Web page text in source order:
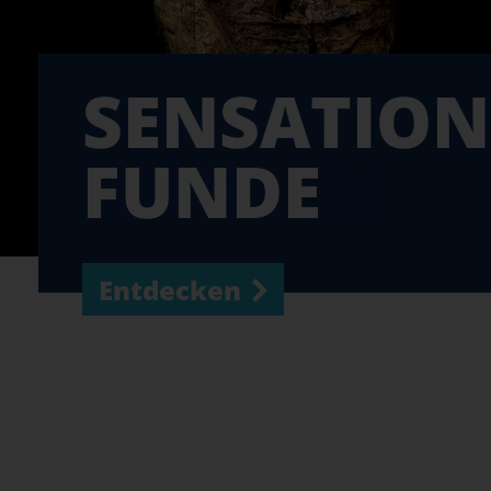
FUNDE
Entdecken